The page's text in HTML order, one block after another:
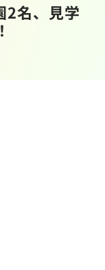
2名、見学